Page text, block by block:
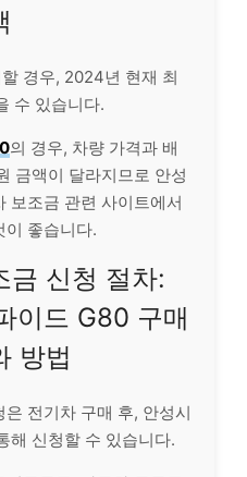
경우, 2024년 현재 최
수 있습니다.
의 경우, 차량 가격과 배
금액이 달라지므로 안성
보조금 관련 사이트에서
이 좋습니다.
금 신청 절차:
이드 G80 구매
방법
전기차 구매 후, 안성시
해 신청할 수 있습니다.